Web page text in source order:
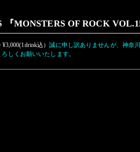
『MONSTERS OF ROCK
¥3,000(1drink込）誠に申し訳ありませんが、神奈
しくお願いいたします。